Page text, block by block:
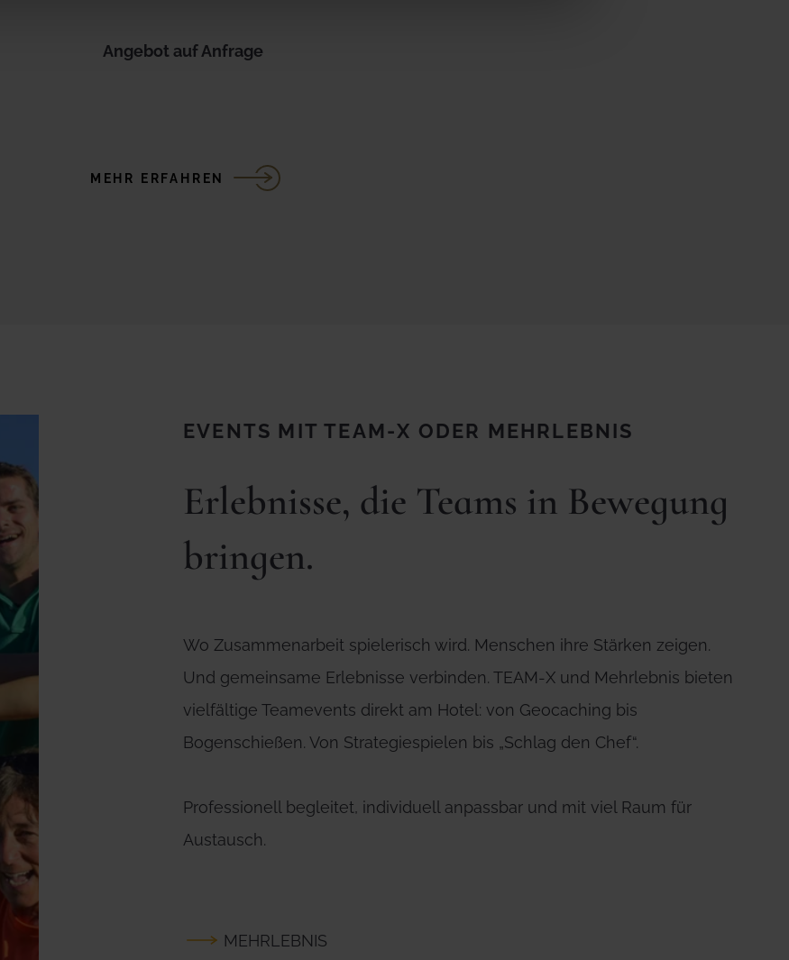
Angebot auf Anfrage
MEHR ERFAHREN
EVENTS MIT TEAM-X ODER MEHRLEBNIS
Erlebnisse, die Teams in Bewegung
bringen.
Wo Zusammenarbeit spielerisch wird. Menschen ihre Stärken zeigen.
Und gemeinsame Erlebnisse verbinden. TEAM-X und Mehrlebnis bieten
vielfältige Teamevents direkt am Hotel: von Geocaching bis
Bogenschießen. Von Strategiespielen bis „Schlag den Chef“.
Professionell begleitet, individuell anpassbar und mit viel Raum für
Austausch.
MEHRLEBNIS